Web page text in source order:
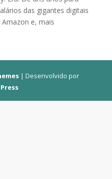
das gigantes digitais
e, mais
| Desenvolvido por